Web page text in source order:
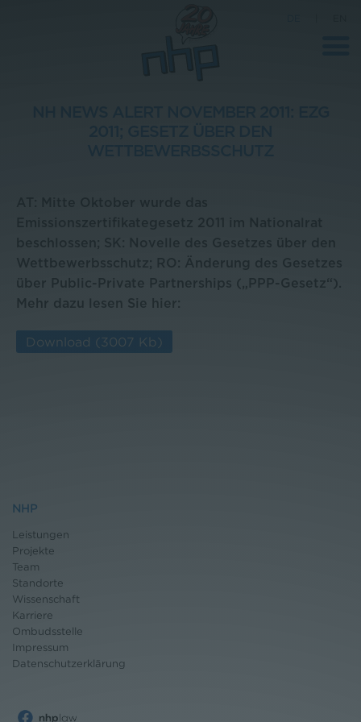
Kontakt
über Public-Private Partnerships („PPP-Gesetz“).
Mehr dazu lesen Sie hier:
Download (3007 Kb)
NHP
Leistungen
Projekte
Team
Standorte
Wissenschaft
Karriere
Ombudsstelle
Impressum
Datenschutzerklärung